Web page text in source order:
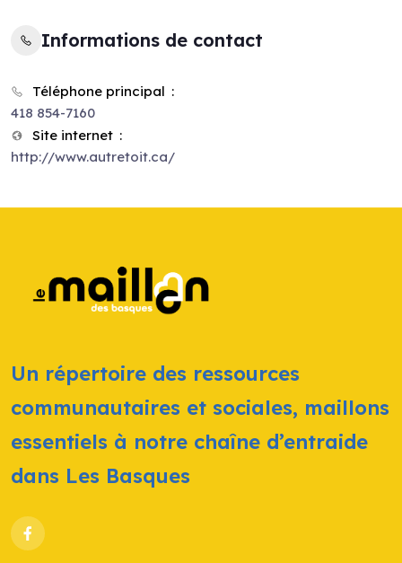
Informations de contact
Téléphone principal
418 854-7160
Site internet
http://www.autretoit.ca/
Un répertoire des ressources
communautaires et sociales, maillons
essentiels à notre chaîne d’entraide
dans Les Basques